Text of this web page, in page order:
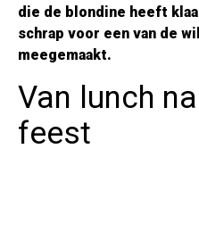
die de blondine heeft
schrap voor een van de
meegemaakt.
Van lunch
feest